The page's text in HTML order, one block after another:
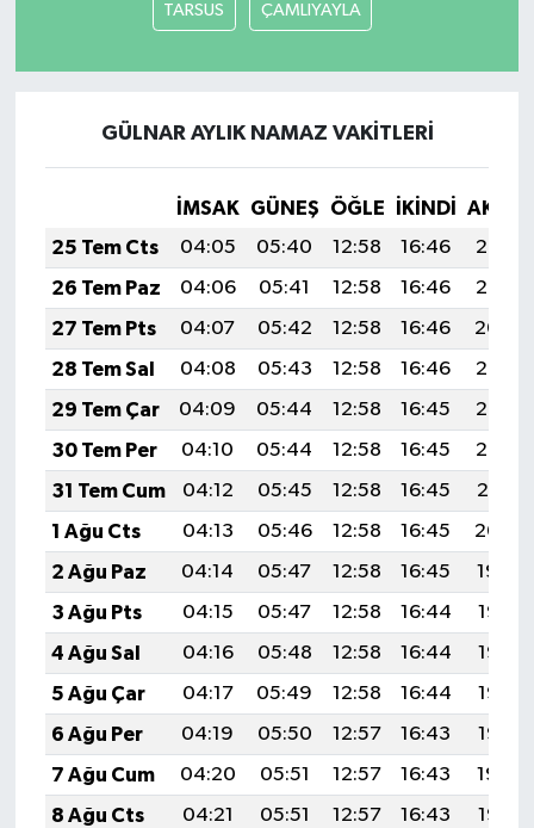
TARSUS ÇAMLIYAYLA
GÜLNAR AYLIK NAMAZ VAKITLERI
İMSAK GÜNEŞ ÖĞLE İKINDI
25 Tem Cts
04:05 05:40 12:58 16:46
20:06
26 Tem Paz
04:06 05:41 12:58 16:46
20:05
27 Tem Pts
04:07 05:42 12:58 16:46
20:04
28 Tem Sal
04:08 05:43 12:58 16:46
20:03
29 Tem Çar
04:09 05:44 12:58 16:45
20:02
30 Tem Per
04:10 05:44 12:58 16:45
20:02
31 Tem Cum
04:12 05:45 12:58 16:45
20:01
1 Ağu Cts
04:13 05:46 12:58 16:45
20:00
2 Ağu Paz
04:14 05:47 12:58 16:45
19:59
3 Ağu Pts
04:15 05:47 12:58 16:44
19:58
4 Ağu Sal
04:16 05:48 12:58 16:44
19:57
5 Ağu Çar
04:17 05:49 12:58 16:44
19:56
6 Ağu Per
04:19 05:50 12:57 16:43
19:55
7 Ağu Cum
04:20 05:51 12:57 16:43
19:54
8 Ağu Cts
04:21 05:51 12:57 16:43
19:53